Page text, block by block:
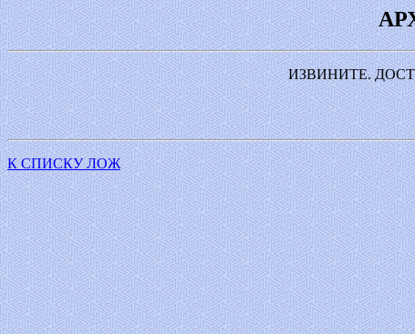
ИЗВИНИТЕ.
К СПИСКУ ЛОЖ